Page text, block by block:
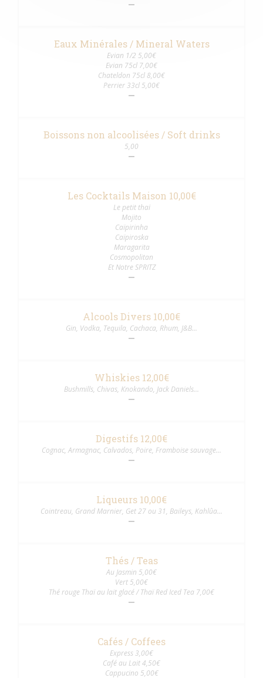
Eaux Minérales / Mineral Waters
Evian 1/2 5,00€
Evian 75cl 7,00€
Chateldon 75cl 8,00€
Perrier 33cl 5,00€
Boissons non alcoolisées / Soft drinks
5,00
Les Cocktails Maison 10,00€
Le petit thaï
Mojito
Caïpirinha
Caïpiroska
Maragarita
Cosmopolitan
Et Notre SPRITZ
Alcools Divers 10,00€
Gin, Vodka, Tequila, Cachaca, Rhum, J&B...
Whiskies 12,00€
Bushmills, Chivas, Knokando, Jack Daniels...
Digestifs 12,00€
Cognac, Armagnac, Calvados, Poire, Framboise sauvage...
Liqueurs 10,00€
Cointreau, Grand Marnier, Get 27 ou 31, Baileys, Kahlûa...
Thés / Teas
Au Jasmin 5,00€
Vert 5,00€
Thé rouge Thaï au lait glacé / Thaï Red Iced Tea 7,00€
Cafés / Coffees
Express 3,00€
Café au Lait 4,50€
Cappucino 5,00€